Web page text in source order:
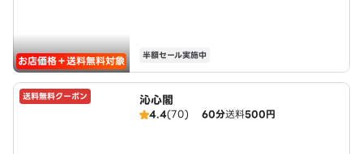
お店価格＋送料無料対象 半額セール実施中
送料無料クーポン 沁心閣
4.4(70) 60分送料500円